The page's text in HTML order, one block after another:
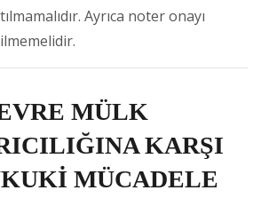
Ayrıca noter onayı
MÜLK
KARŞI
MÜCADELE